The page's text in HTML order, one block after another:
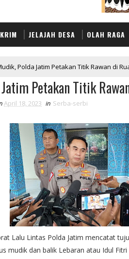
JELAJAH DESA OLAH RAGA
Polda Jatim Petakan Titik Rawan di
Petakan Titik
April 18, 2023 in Serba-serbi
Lalu Lintas Polda Jatim mencatat
mudik dan balik Lebaran atau Idul Fitri